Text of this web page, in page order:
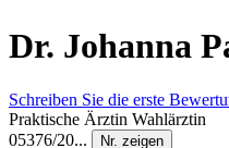
Dr. Johanna
Schreiben Sie die erste
Praktische Ärztin Wahlärztin
05376/20...
Nr. zeigen